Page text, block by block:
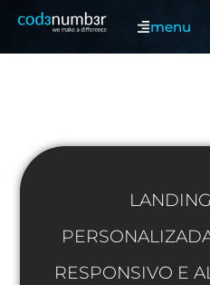
menu
RESPONSIVO E